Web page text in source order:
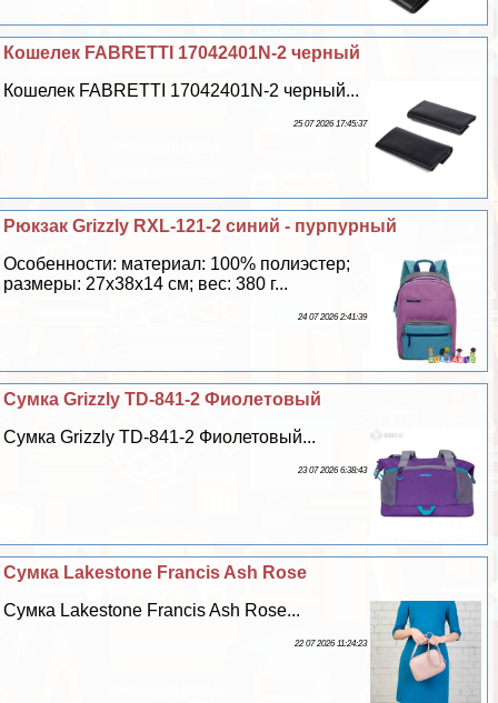
Кошелек FABRETTI 17042401N-2 черный
Кошелек FABRETTI 17042401N-2 черный...
25 07 2026 17:45:37
Рюкзак Grizzly RXL-121-2 синий - пурпурный
Особенности: материал: 100% полиэстер;
размеры: 27х38х14 см; вес: 380 г...
24 07 2026 2:41:39
Сумка Grizzly TD-841-2 Фиолетовый
Сумка Grizzly TD-841-2 Фиолетовый...
23 07 2026 6:38:43
Сумка Lakestone Francis Ash Rose
Сумка Lakestone Francis Ash Rose...
22 07 2026 11:24:23